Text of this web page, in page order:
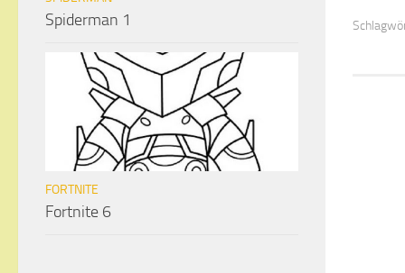
Spiderman 1
FORTNITE
Fortnite 6